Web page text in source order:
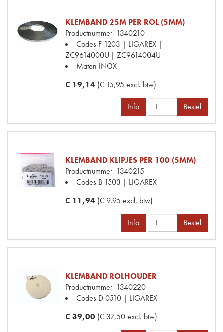
KLEMBAND 25M PER ROL (5MM)
Productnummer 1340210
Codes F 1203 | LIGAREX |
ZC9614000U | ZC9614004U
Maten INOX
€ 19,14 (€ 15,95 excl. btw)
Info Bestel
KLEMBAND KLIPJES PER 100 (5MM)
Productnummer 1340215
Codes B 1503 | LIGAREX
€ 11,94 (€ 9,95 excl. btw)
Info Bestel
KLEMBAND ROLHOUDER
Productnummer 1340220
Codes D 0510 | LIGAREX
€ 39,00 (€ 32,50 excl. btw)